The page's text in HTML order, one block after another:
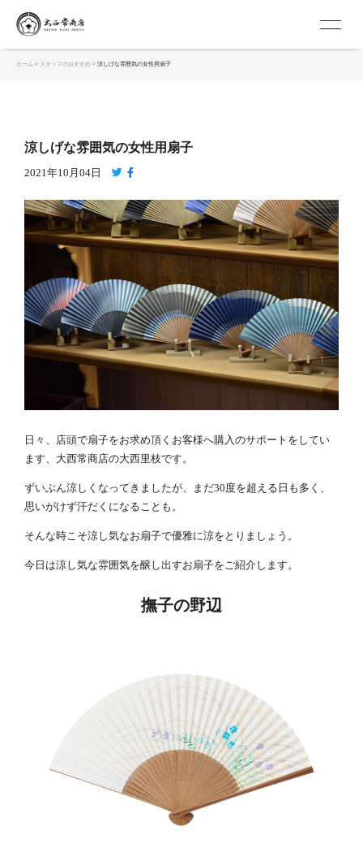
ホーム > スタッフのおすすめ > 涼しげな雰囲気の女性用扇子
スタッフのおすすめ
涼しげな雰囲気の女性用扇子
2021年10月04日
日々、店頭で扇子をお求め頂くお客様へ購入のサポートをしてい
ます、大西常商店の大西里枝です。
ずいぶん涼しくなってきましたが、まだ30度を超える日も多く、
思いがけず汗だくになることも。
そんな時こそ涼し気なお扇子で優雅に涼をとりましょう。
今日は涼し気な雰囲気を醸し出すお扇子をご紹介します。
撫子の野辺